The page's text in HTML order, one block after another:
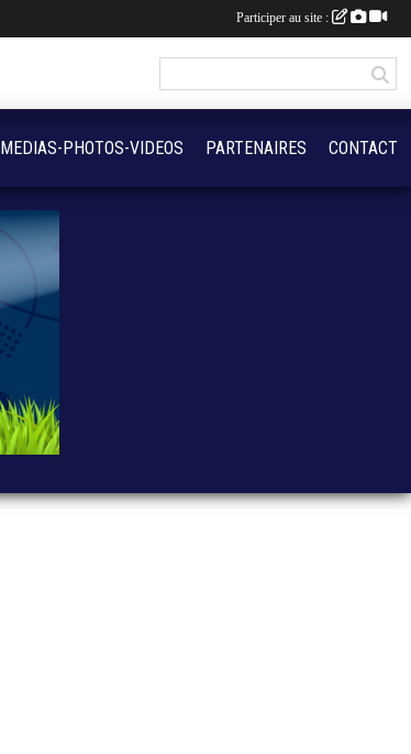
MEDIAS-PHOTOS-VIDEOS PARTENAIRES CONTACT
Participer au site :